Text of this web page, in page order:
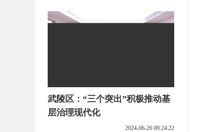
武陵区：“三个突出”积极推动基
层治理现代化
2024-06-26 09:24:22